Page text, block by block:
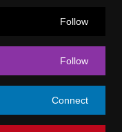
Follow
Follow
Connect